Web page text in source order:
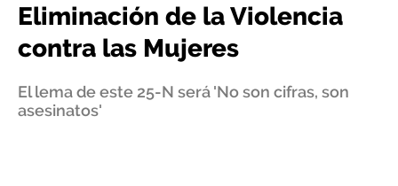
Eliminación de la Violencia
contra las Mujeres
El lema de este 25-N será 'No son cifras, son
asesinatos'